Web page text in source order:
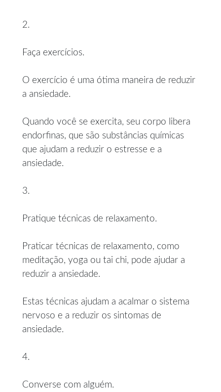
2.
Faça exercícios.
O exercício é uma ótima maneira de reduzir
a ansiedade.
Quando você se exercita, seu corpo libera
endorfinas, que são substâncias químicas
que ajudam a reduzir o estresse e a
ansiedade.
3.
Pratique técnicas de relaxamento.
Praticar técnicas de relaxamento, como
meditação, yoga ou tai chi, pode ajudar a
reduzir a ansiedade.
Estas técnicas ajudam a acalmar o sistema
nervoso e a reduzir os sintomas de
ansiedade.
4.
Converse com alguém.